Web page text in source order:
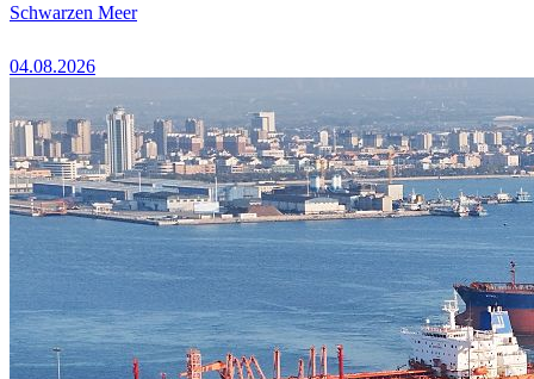
Schwarzen Meer
04.08.2026